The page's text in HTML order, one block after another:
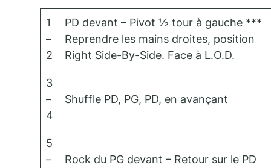
1
–
2
PD devant – Pivot ½ tour à gauche ***
Reprendre les mains droites, position
Right Side-By-Side. Face à L.O.D.
3
–
4
Shuffle PD, PG, PD, en avançant
5
–
Rock du PG devant – Retour sur le PD